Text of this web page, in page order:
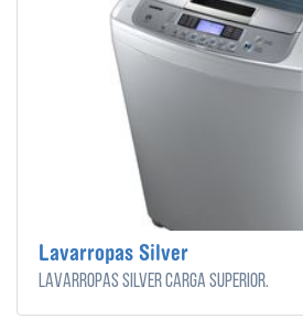
Lavarropas Silver
Lavarropas Silver carga superior.